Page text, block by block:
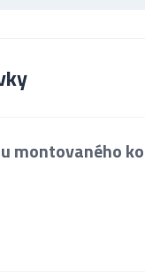
montovaného